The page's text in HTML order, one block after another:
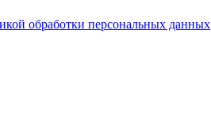
обработки персональных данных